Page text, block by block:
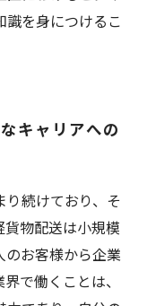
を身につけるこ
キャリアへの
続けており、そ
物配送は小規模
のお客様から企業
で働くことは、